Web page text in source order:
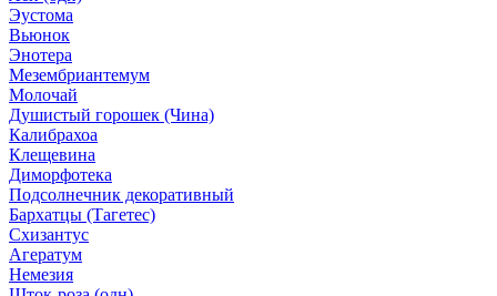
Эустома
Вьюнок
Энотера
Мезембриантемум
Молочай
Душистый горошек (Чина)
Калибрахоа
Клещевина
Диморфотека
Подсолнечник декоративный
Бархатцы (Тагетес)
Схизантус
Агератум
Немезия